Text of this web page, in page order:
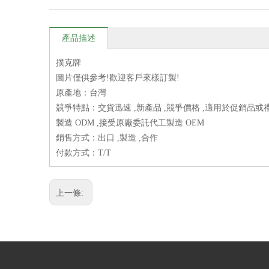
產品描述
撲克牌
圖片僅供參考!歡迎客戶來樣訂製!
原產地：台灣
競爭特點：交貨迅速 ,新產品 ,競爭價格 ,適用於促銷品
製造 ODM ,接受原廠委託代工製造 OEM
銷售方式：出口 ,製造 ,合作
付款方式：T/T
上一條: